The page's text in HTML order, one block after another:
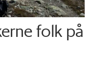
folk på